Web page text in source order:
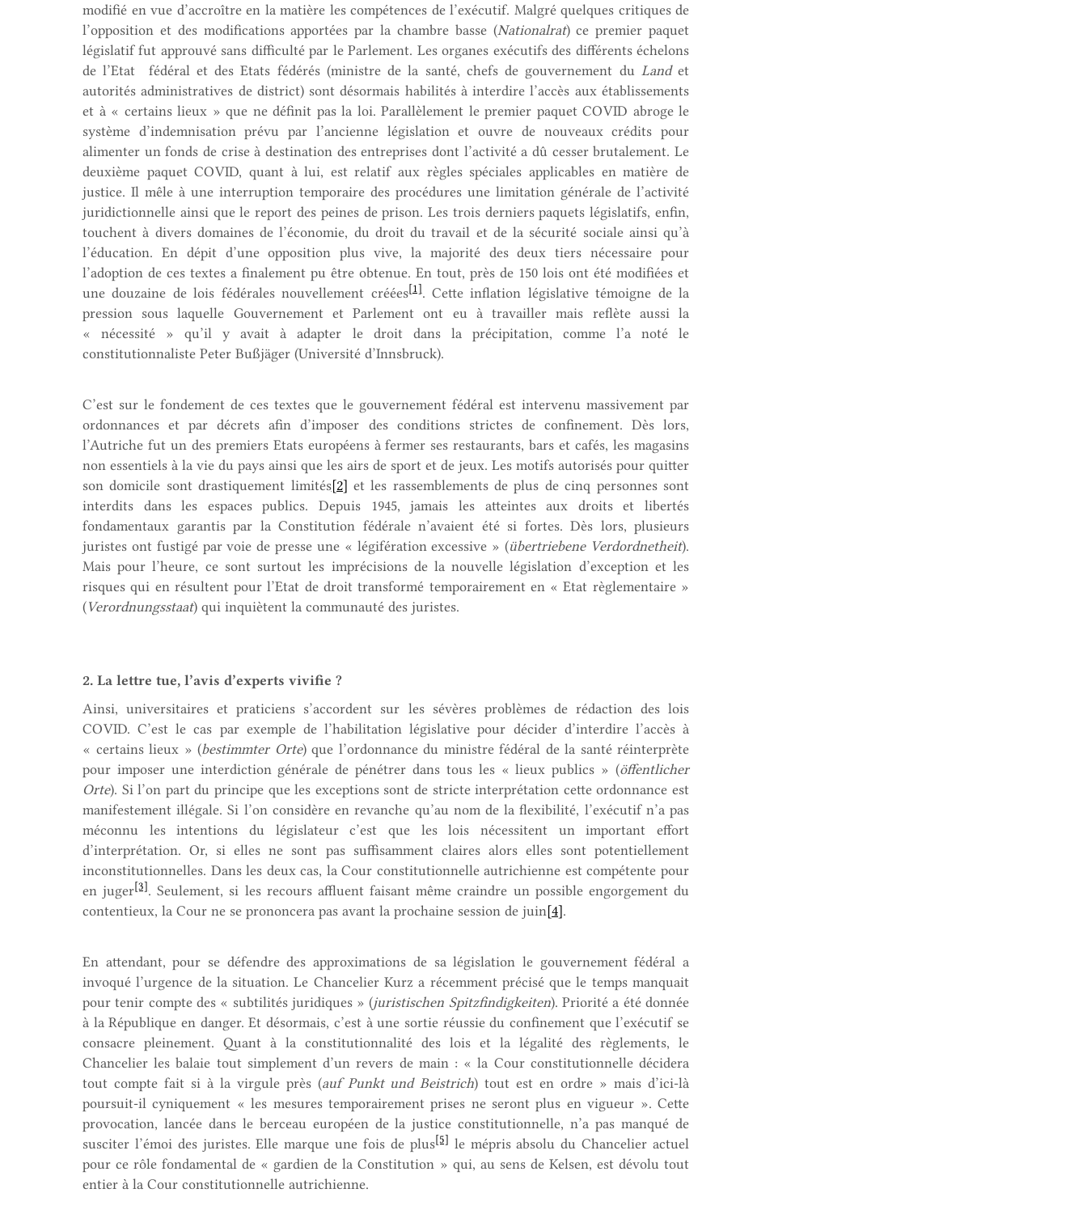
modifié en vue d’accroître en la matière les compétences de l’exécutif. Malgré quelques critiques de
l’opposition et des modifications apportées par la chambre basse (Nationalrat) ce premier paquet
législatif fut approuvé sans difficulté par le Parlement. Les organes exécutifs des différents échelons
de l’Etat fédéral et des Etats fédérés (ministre de la santé, chefs de gouvernement du Landet
autorités administratives de district) sont désormais habilités à interdire l’accès aux établissements
et à « certains lieux » que ne définit pas la loi. Parallèlement le premier paquet COVID abroge le
système d’indemnisation prévu par l’ancienne législation et ouvre de nouveaux crédits pour
alimenter un fonds de crise à destination des entreprises dont l’activité a dû cesser brutalement. Le
deuxième paquet COVID, quant à lui, est relatif aux règles spéciales applicables en matière de
justice. Il mêle à une interruption temporaire des procédures une limitation générale de l’activité
juridictionnelle ainsi que le report des peines de prison. Les trois derniers paquets législatifs, enfin,
touchent à divers domaines de l’économie, du droit du travail et de la sécurité sociale ainsi qu’à
l’éducation. En dépit d’une opposition plus vive, la majorité des deux tiers nécessaire pour
l’adoption de ces textes a finalement pu être obtenue. En tout, près de 150 lois ont été modifiées et
une douzaine de lois fédérales nouvellement créées[1]. Cette inflation législative témoigne de la
pression sous laquelle Gouvernement et Parlement ont eu à travailler mais reflète aussi la
« nécessité » qu’il y avait à adapter le droit dans la précipitation, comme l’a noté le
constitutionnaliste Peter Bußjäger (Université d’Innsbruck).
C’est sur le fondement de ces textes que le gouvernement fédéral est intervenu massivement par
ordonnances et par décrets afin d’imposer des conditions strictes de confinement. Dès lors,
l’Autriche fut un des premiers Etats européens à fermer ses restaurants, bars et cafés, les magasins
non essentiels à la vie du pays ainsi que les airs de sport et de jeux. Les motifs autorisés pour quitter
son domicile sont drastiquement limités[2] et les rassemblements de plus de cinq personnes sont
interdits dans les espaces publics. Depuis 1945, jamais les atteintes aux droits et libertés
fondamentaux garantis par la Constitution fédérale n’avaient été si fortes. Dès lors, plusieurs
juristes ont fustigé par voie de presse une « légifération excessive » (übertriebene Verdordnetheit).
Mais pour l’heure, ce sont surtout les imprécisions de la nouvelle législation d’exception et les
risques qui en résultent pour l’Etat de droit transformé temporairement en « Etat règlementaire »
(Verordnungsstaat) qui inquiètent la communauté des juristes.
2. La lettre tue, l’avis d’experts vivifie ?
Ainsi, universitaires et praticiens s’accordent sur les sévères problèmes de rédaction des lois
COVID. C’est le cas par exemple de l’habilitation législative pour décider d’interdire l’accès à
« certains lieux » (bestimmter Orte) que l’ordonnance du ministre fédéral de la santé réinterprète
pour imposer une interdiction générale de pénétrer dans tous les « lieux publics » (öffentlicher
Orte). Si l’on part du principe que les exceptions sont de stricte interprétation cette ordonnance est
manifestement illégale. Si l’on considère en revanche qu’au nom de la flexibilité, l’exécutif n’a pas
méconnu les intentions du législateur c’est que les lois nécessitent un important effort
d’interprétation. Or, si elles ne sont pas suffisamment claires alors elles sont potentiellement
inconstitutionnelles. Dans les deux cas, la Cour constitutionnelle autrichienne est compétente pour
en juger[3]. Seulement, si les recours affluent faisant même craindre un possible engorgement du
contentieux, la Cour ne se prononcera pas avant la prochaine session de juin[4].
En attendant, pour se défendre des approximations de sa législation le gouvernement fédéral a
invoqué l’urgence de la situation. Le Chancelier Kurz a récemment précisé que le temps manquait
pour tenir compte des « subtilités juridiques » (juristischen Spitzfindigkeiten). Priorité a été donnée
à la République en danger. Et désormais, c’est à une sortie réussie du confinement que l’exécutif se
consacre pleinement. Quant à la constitutionnalité des lois et la légalité des règlements, le
Chancelier les balaie tout simplement d’un revers de main : « la Cour constitutionnelle décidera
tout compte fait si à la virgule près (auf Punkt und Beistrich) tout est en ordre » mais d’ici-là
poursuit-il cyniquement « les mesures temporairement prises ne seront plus en vigueur ». Cette
provocation, lancée dans le berceau européen de la justice constitutionnelle, n’a pas manqué de
susciter l’émoi des juristes. Elle marque une fois de plus[5] le mépris absolu du Chancelier actuel
pour ce rôle fondamental de « gardien de la Constitution » qui, au sens de Kelsen, est dévolu tout
entier à la Cour constitutionnelle autrichienne.